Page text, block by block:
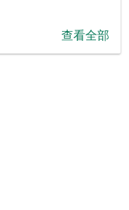
查看全部